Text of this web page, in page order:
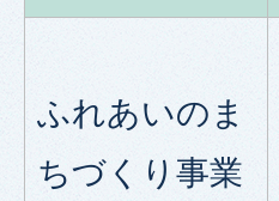
ふれあいのま
ちづくり事業